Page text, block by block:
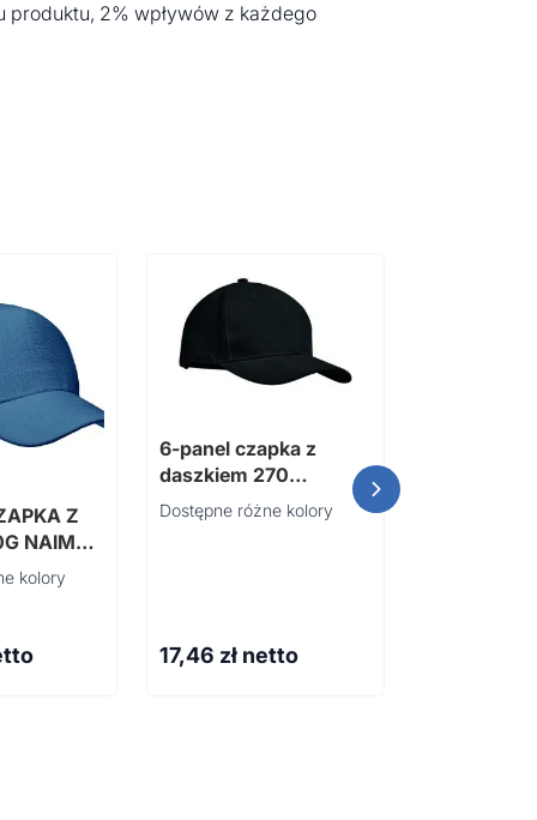
2% wpływów z każdego
Z
NAIMA
kolory
6-panel czapka z
daszkiem 270
TEKAPO
Dostępne różne kolory
17,46 zł netto